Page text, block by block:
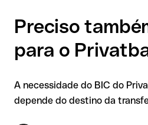
Preciso
para o
A necessidade do BIC do
depende do destino da